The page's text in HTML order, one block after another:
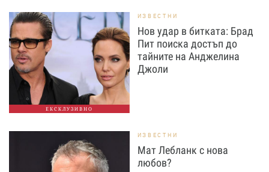
ЕКСКЛУЗИВНО
ИЗВЕСТНИ
Нов удар в битката: Брад
Пит поиска достъп до
тайните на Анджелина
Джоли
ИЗВЕСТНИ
Мат Лебланк с нова
любов?